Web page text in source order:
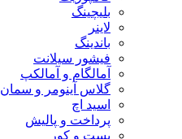
بلیچینگ
لاینر
باندینگ
فیشور سیلانت
آمالگام و آمالکپ
گلاس آینومر و سمان
اسید اچ
پرداخت و پالیش
پست و کور